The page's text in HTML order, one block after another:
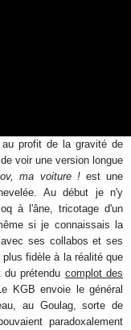
profit de la gravité de
voir une version longue
ma voiture !est une
Au début je n'y
à l'âne, tricotage d'un
si je connaissais la
ses collabos et ses
fidèle à la réalité que
du prétendu complot des
KGB envoie le général
au Goulag, sorte de
paradoxalement